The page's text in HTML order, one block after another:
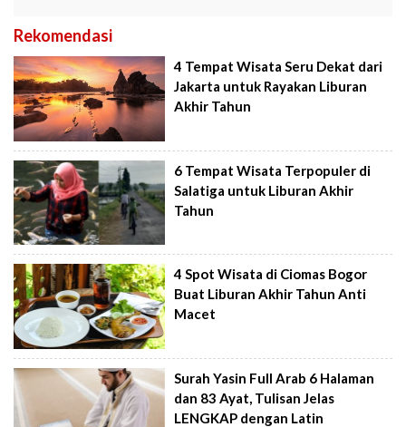
Rekomendasi
4 Tempat Wisata Seru Dekat dari
Jakarta untuk Rayakan Liburan
Akhir Tahun
6 Tempat Wisata Terpopuler di
Salatiga untuk Liburan Akhir
Tahun
4 Spot Wisata di Ciomas Bogor
Buat Liburan Akhir Tahun Anti
Macet
Surah Yasin Full Arab 6 Halaman
dan 83 Ayat, Tulisan Jelas
LENGKAP dengan Latin